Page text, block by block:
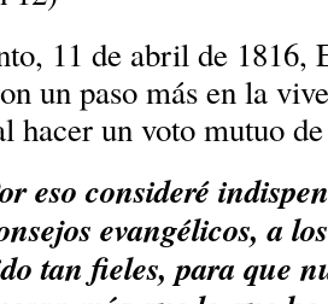
11 de abril de 1816,
un paso más en la
hacer un voto mutuo
eso consideré
evangélicos, a
tan fieles, para que